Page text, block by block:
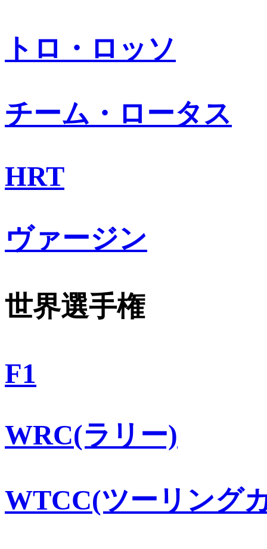
トロ・ロッソ
チーム・ロータス
HRT
ヴァージン
世界選手権
F1
WRC(ラリー)
WTCC(ツーリング